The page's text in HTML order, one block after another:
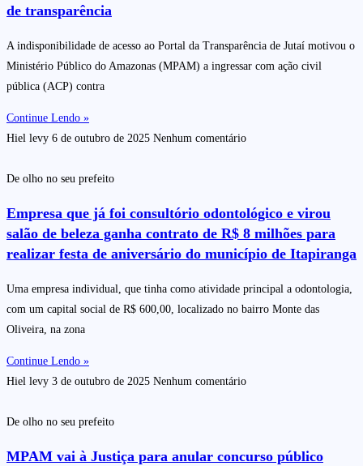
de transparência
A indisponibilidade de acesso ao Portal da Transparência de Jutaí motivou o
Ministério Público do Amazonas (MPAM) a ingressar com ação civil
pública (ACP) contra
Continue Lendo »
Hiel levy 6 de outubro de 2025 Nenhum comentário
De olho no seu prefeito
Empresa que já foi consultório odontológico e virou
salão de beleza ganha contrato de R$ 8 milhões para
realizar festa de aniversário do município de Itapiranga
Uma empresa individual, que tinha como atividade principal a odontologia,
com um capital social de R$ 600,00, localizado no bairro Monte das
Oliveira, na zona
Continue Lendo »
Hiel levy 3 de outubro de 2025 Nenhum comentário
De olho no seu prefeito
MPAM vai à Justiça para anular concurso público